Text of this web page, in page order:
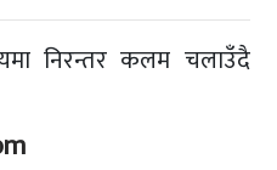
निरन्तर कलम चलाउँदै